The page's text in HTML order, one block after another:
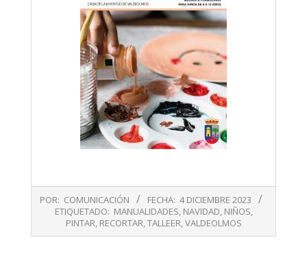
12-
POR: COMUNICACIÓN FECHA: 4 DICIEMBRE 2023
ETIQUETADO: MANUALIDADES, NAVIDAD, NIÑOS,
PINTAR, RECORTAR,TALLEER,VALDEOLMOS